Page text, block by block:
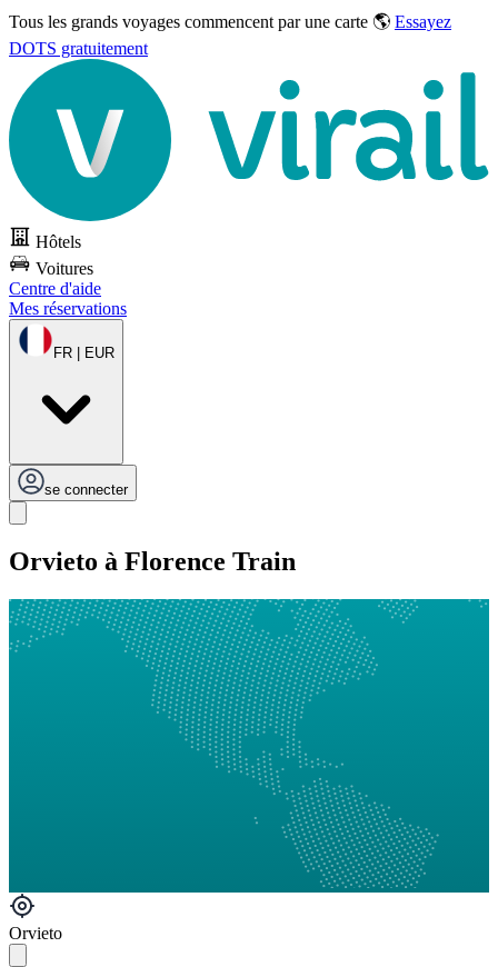
Tous les grands voyages commencent par une carte 🌎 Essayez
DOTS gratuitement
Hôtels
Voitures
Centre d'aide
Mes réservations
FR | EUR
se connecter
Orvieto à Florence Train
Orvieto